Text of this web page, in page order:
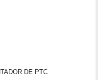
DE PTC